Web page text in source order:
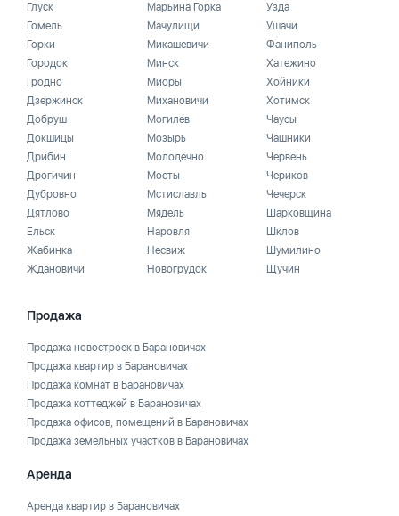
Глуск
Гомель
Горки
Городок
Гродно
Дзержинск
Добруш
Докшицы
Дрибин
Дрогичин
Дубровно
Дятлово
Ельск
Жабинка
Ждановичи
Марьина Горка
Мачулищи
Микашевичи
Минск
Миоры
Михановичи
Могилев
Мозырь
Молодечно
Мосты
Мстиславль
Мядель
Наровля
Несвиж
Новогрудок
Узда
Ушачи
Фаниполь
Хатежино
Хойники
Хотимск
Чаусы
Чашники
Червень
Чериков
Чечерск
Шарковщина
Шклов
Шумилино
Щучин
Продажа
Продажа новостроек в Барановичах
Продажа квартир в Барановичах
Продажа комнат в Барановичах
Продажа коттеджей в Барановичах
Продажа офисов, помещений в Барановичах
Продажа земельных участков в Барановичах
Аренда
Аренда квартир в Барановичах